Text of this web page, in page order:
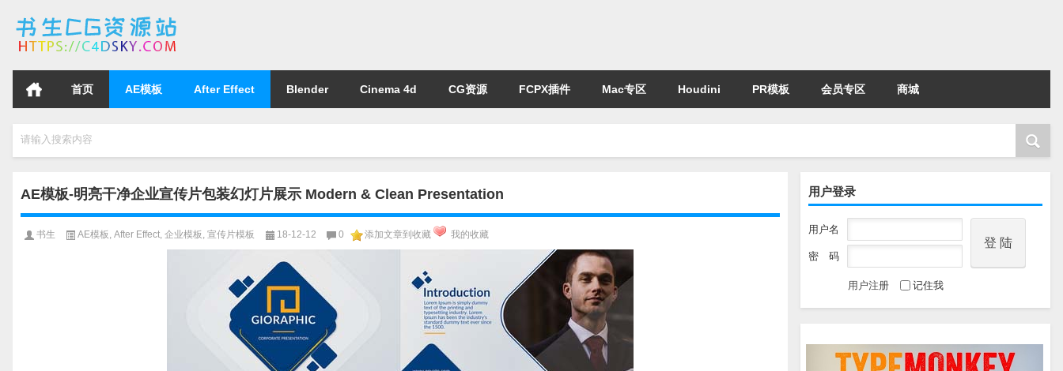
首页 AE模板 After Effect Blender Cinema 4d CG资源 FCPX插件 Mac专区 Houdini PR模板 会员专区 商城
请输入搜索内容
用户登录
用户名
密 码
用户注册 记住我
AE模板-明亮干净企业宣传片包装幻灯片展示 Modern & Clean Presentation
书生 AE模板 , After Effect, 企业模板 , 宣传片模板 18-12-12 0 添加文章到收藏 我的收藏